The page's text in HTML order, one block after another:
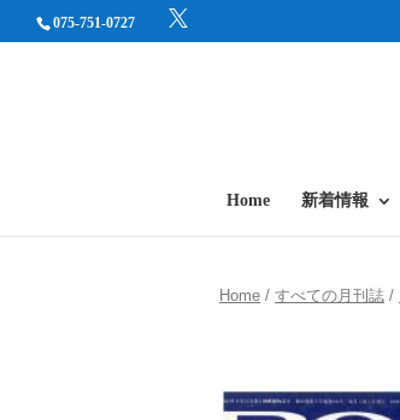
075-751-0727
Home 新着情報
Home / すべての月刊誌 /